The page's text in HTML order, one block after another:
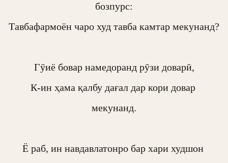
бозпурс:
Тавбафармоён чаро худ тавба камтар мекунанд?
Гӯиё бовар намедоранд рӯзи доварӣ,
К-ин ҳама қалбу дағал дар кори довар
мекунанд.
Ё раб, ин навдавлатонро бар хари худшон